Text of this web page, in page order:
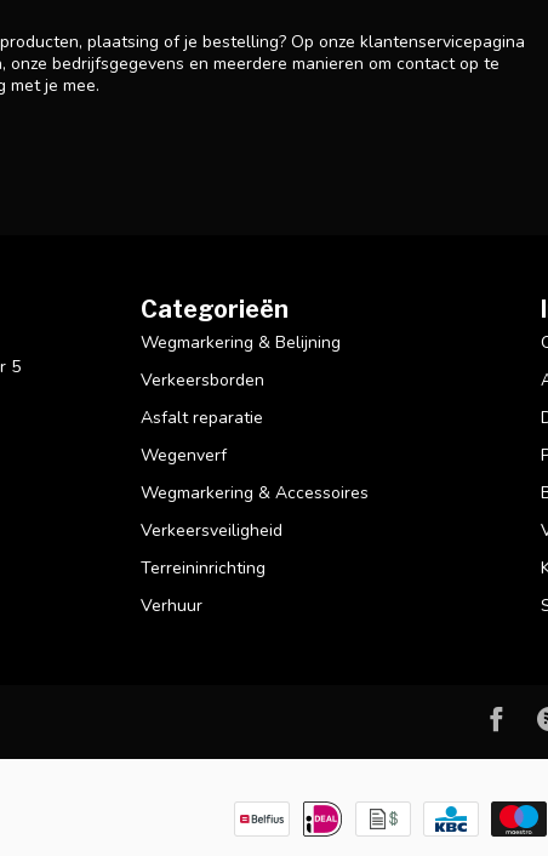
plaatsing of je bestelling? Op onze klantenservicepagina
bedrijfsgegevens en meerdere manieren om contact op te
met je mee.
5
Categorieën
Wegmarkering & Belijning
Verkeersborden
Asfalt reparatie
Wegenverf
Wegmarkering & Accessoires
Verkeersveiligheid
Terreininrichting
Verhuur